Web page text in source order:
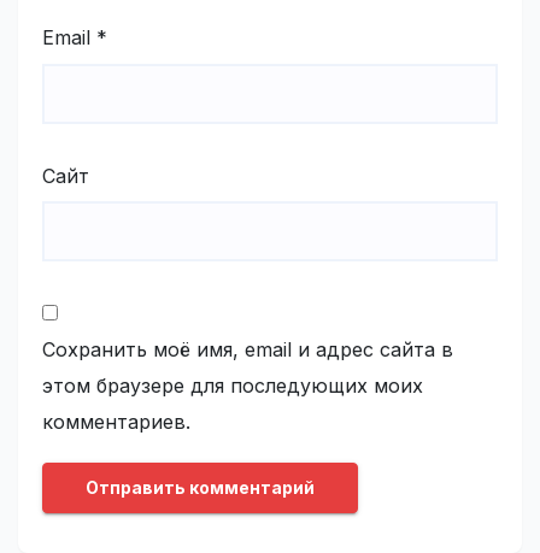
Email *
Сайт
Сохранить моё имя, email и адрес сайта в
этом браузере для последующих моих
комментариев.